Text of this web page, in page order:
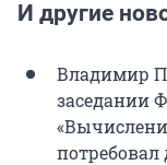
И другие
Владимир
заседании
потребовал